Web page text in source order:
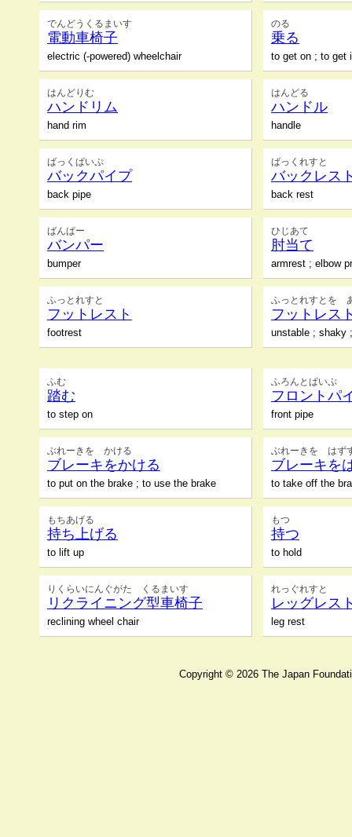
でんどうくるまいす
電動車椅子
electric (-powered) wheelchair
のる
乗る
to get on ; to get
はんどりむ
ハンドリム
hand rim
はんどる
ハンドル
handle
ばっくぱいぷ
バックパイプ
back pipe
ばっくれすと
バックレス
back rest
ばんぱー
バンパー
bumper
ひじあて
肘当て
armrest ; elbow
ふっとれすと
フットレスト
footrest
ふっとれすとを
フットレス
unstable ; shaky
ふむ
踏む
to step on
ふろんとぱいぷ
フロントパ
front pipe
ぶれーきを かける
ブレーキをかける
to put on the brake ; to use the brake
ぶれーきを はず
ブレーキを
to take off the
もちあげる
持ち上げる
to lift up
もつ
持つ
to hold
りくらいにんぐがた くるまいす
リクライニング型車椅子
reclining wheel chair
れっぐれすと
レッグレス
leg rest
Copyright © 2026 The Japan